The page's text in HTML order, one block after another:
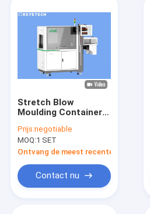
Stretch Blow
Moulding Containers
Machine AI
Algorithme
Technologie
Prijs:negotiable
MOQ:1 SET
Ontvang de meest recente Prijs
Contact nu